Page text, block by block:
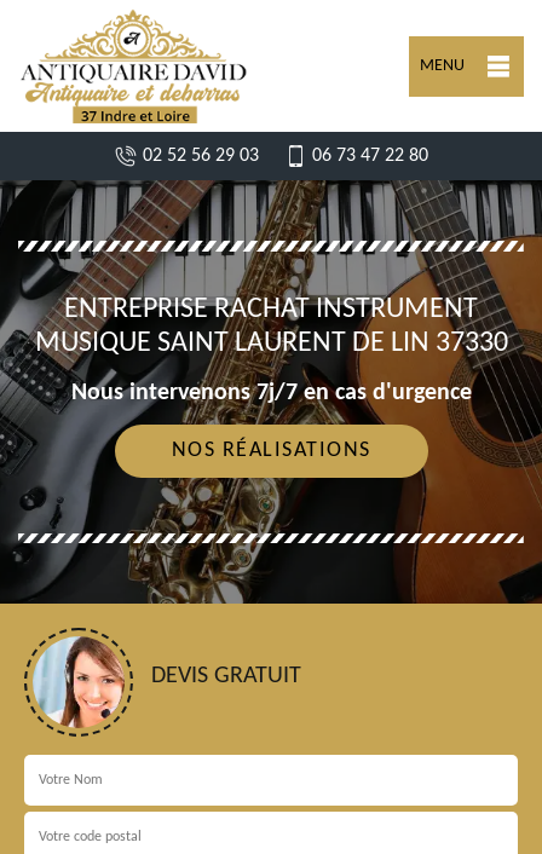
MENU
02 52 56 29 03 06 73 47 22 80
ENTREPRISE RACHAT INSTRUMENT
MUSIQUE SAINT LAURENT DE LIN 37330
Nous intervenons 7j/7 en cas d'urgence
NOS RÉALISATIONS
DEVIS GRATUIT